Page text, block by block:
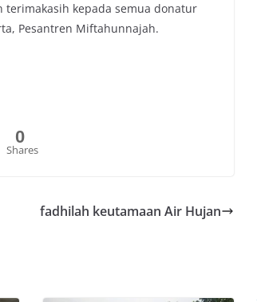
terimakasih kepada semua donatur
Pesantren Miftahunnajah.
0
Shares
fadhilah keutamaan Air Hujan